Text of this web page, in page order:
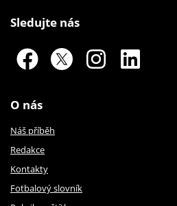
Sledujte nás
O nás
Náš příběh
Redakce
Kontakty
Fotbalový slovník